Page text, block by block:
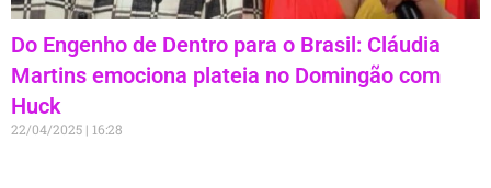
Do Engenho de Dentro para o Brasil: Cláudia
Martins emociona plateia no Domingão com
Huck
22/04/2025 16:28